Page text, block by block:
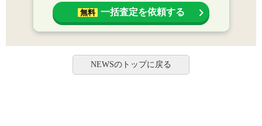
無料 一括査定を依頼する
NEWSのトップに戻る